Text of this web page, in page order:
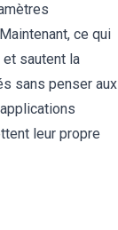
ce qui
sautent la
sans penser aux
leur propre